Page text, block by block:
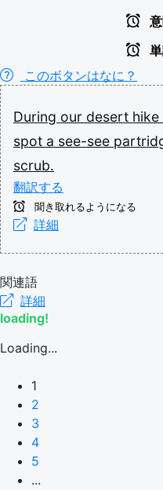
このボタンはなに？
During our desert hike
spot a see-see
scrub.
翻訳する
聞き取れるようになる
詳細
関連語
詳細
loading!
Loading...
1
2
3
4
5
...